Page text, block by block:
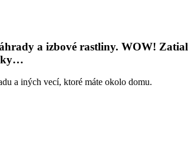
a izbové rastliny. WOW!
a iných vecí, ktoré máte okolo domu.